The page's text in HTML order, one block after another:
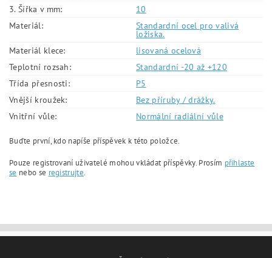
3. Šířka v mm:
10
Materiál:
Standardní ocel pro valivá
ložiska.
Materiál klece:
lisovaná ocelová
Teplotní rozsah:
Standardní -20 až +120
Třída přesnosti:
P5
Vnější kroužek:
Bez příruby / drážky.
Vnitřní vůle:
Normální radiální vůle
Buďte první, kdo napíše příspěvek k této položce.
Pouze registrovaní uživatelé mohou vkládat příspěvky. Prosím přihlaste
se nebo se registrujte.